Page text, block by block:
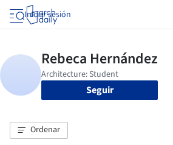
Iniciar sesión
Seguir
Ordenar